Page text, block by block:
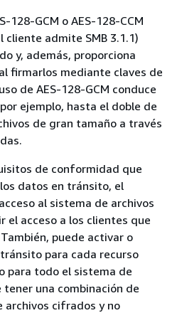
128-GCM o AES-128-CCM
cliente admite SMB 3.1.1)
y, además, proporciona
firmarlos mediante claves de
de AES-128-GCM conduce
ejemplo, hasta el doble de
de gran tamaño a través
de conformidad que
datos en tránsito, el
al sistema de archivos
el acceso a los clientes que
puede activar o
para cada recurso
para todo el sistema de
una combinación de
archivos cifrados y no